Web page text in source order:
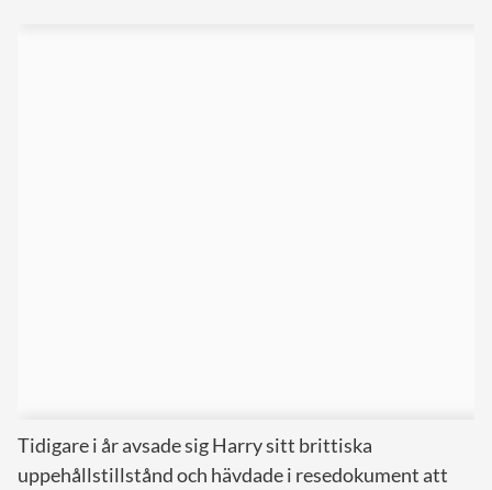
Tidigare i år avsade sig Harry sitt brittiska
uppehållstillstånd och hävdade i resedokument att